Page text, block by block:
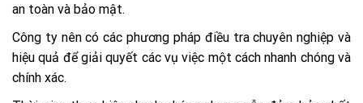
an toàn và bảo mật.
Công ty nên có các phương pháp điều tra chuyên nghiệp và
hiệu quả để giải quyết các vụ việc một cách nhanh chóng và
chính xác.